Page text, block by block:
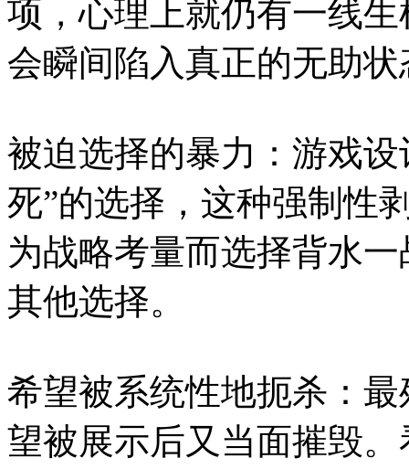
项，心理上就仍有一线
会瞬间陷入真正的无助状
被迫选择的暴力：游戏
死”的选择，这种强制性
为战略考量而选择背水
其他选择。
希望被系统性地扼杀：
望被展示后又当面摧毁